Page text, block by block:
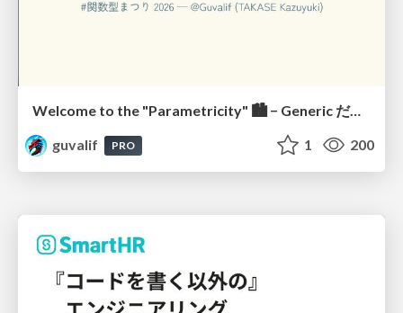
Welcome to the "Parametricity" 🏙️ − Generic だけど Specific な世界 −
guvalif
PRO 1 200